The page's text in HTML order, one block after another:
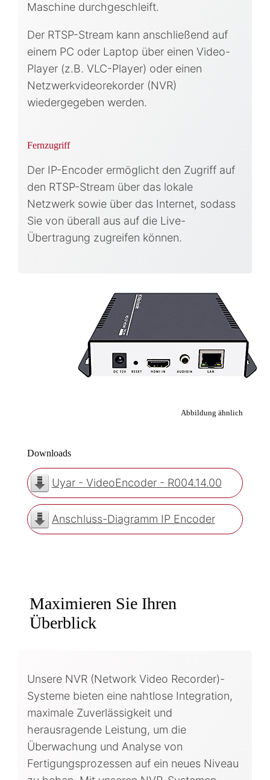
Maschine durchgeschleift.
Der RTSP-Stream kann anschließend auf
einem PC oder Laptop über einen Video-
Player (z.B. VLC-Player) oder einen
Netzwerkvideorekorder (NVR)
wiedergegeben werden.
Fernzugriff
Der IP-Encoder ermöglicht den Zugriff auf
den RTSP-Stream über das lokale
Netzwerk sowie über das Internet, sodass
Sie von überall aus auf die Live-
Übertragung zugreifen können.
Abbildung ähnlich
Downloads
Uyar - VideoEncoder - R004.14.00
Anschluss-Diagramm IP Encoder
Maximieren Sie Ihren
Überblick
Unsere NVR (Network Video Recorder)-
Systeme bieten eine nahtlose Integration,
maximale Zuverlässigkeit und
herausragende Leistung, um die
Überwachung und Analyse von
Fertigungsprozessen auf ein neues Niveau